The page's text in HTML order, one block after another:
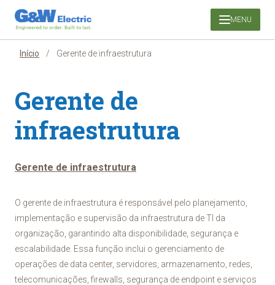
Pular
para
o
conteúdo
MENU
Início / Gerente de infraestrutura
Gerente de
infraestrutura
Gerente de infraestrutura
O gerente de infraestrutura é responsável pelo planejamento,
implementação e supervisão da infraestrutura de TI da
organização, garantindo alta disponibilidade, segurança e
escalabilidade. Essa função inclui o gerenciamento de
operações de data center, servidores, armazenamento, redes,
telecomunicações, firewalls, segurança de endpoint e serviços